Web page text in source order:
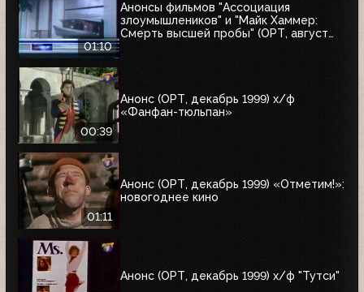
01:10
Анонсы фильмов "Ассоциация
злоумышлеников" и "Майк Хаммер:
Смерть высшей пробы" (ОРТ, август
00:39
Анонс (ОРТ, декабрь 1999) х/ф
«Фанфан-тюльпан»
01:11
Анонс (ОРТ, декабрь 1999) «Отметим!»:
новогоднее кино
Анонс (ОРТ, декабрь 1999) х/ф "Тутси"